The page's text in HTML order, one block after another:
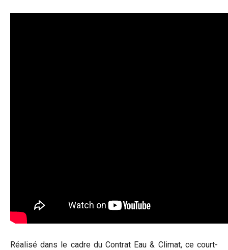
Réalisé dans le cadre du Contrat Eau & Climat, ce court-